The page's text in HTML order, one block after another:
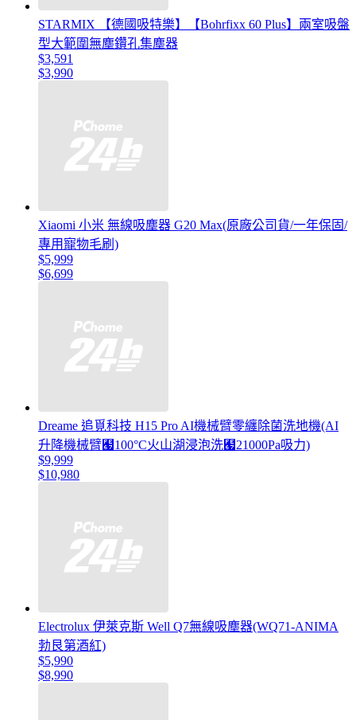
STARMIX 【德國吸特樂】【Bohrfixx 60 Plus】兩室吸盤
型大範圍無塵鑽孔集塵器
$3,591
$3,990
Xiaomi 小米 無線吸塵器 G20 Max(原廠公司貨/一年保固/
專用寵物毛刷)
$5,999
$6,699
Dreame 追覓科技 H15 Pro AI機械臂零纏除菌洗地機(AI
升降機械臂﹧100°C火山湖浸泡洗﹧21000Pa吸力)
$9,999
$10,980
Electrolux 伊萊克斯 Well Q7無線吸塵器(WQ71-ANIMA
勃艮第酒紅)
$5,990
$8,990